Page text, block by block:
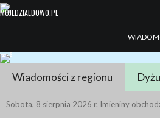
Wiadomości z regionu
Sobota, 8 sierpnia 2026 r. Imieniny